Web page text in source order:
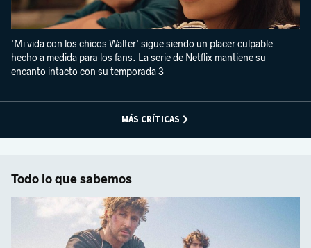
'Mi vida con los chicos Walter' sigue siendo un placer culpable
hecho a medida para los fans. La serie de Netflix mantiene su
encanto intacto con su temporada 3
MÁS CRÍTICAS
Todo lo que sabemos